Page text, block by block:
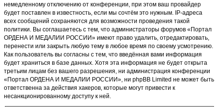
немедленному отключению от конференции, при этом ваш провайдер
будет поставлен в известность, если мы сочтём это нужным. IP-адреса
всех сообщений сохраняются для возможности проведения такой
политики. Вы соглашаетесь с тем, что администраторы форумов «Портал
ОРДЕНА И МЕДАЛИИ РОССИИ» имеют право удалить, отредактировать,
перенести или закрыть любую тему в любое время по своему усмотрению.
Как пользователь вы согласны с тем, что введённая вами информация
будет храниться в базе данных. Хотя эта информация не будет открыта
третьим лицам без вашего разрешения, ни администрация конференции
«Портал ОРДЕНА И МЕДАЛИИ РОССИИ», ни phpBB Limited не может быть
ответственна за действия хакеров, которые могут привести к
несанкционированному доступу к ней.